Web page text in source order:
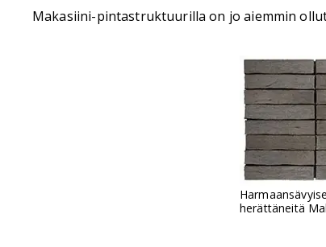
Makasiini-pintastruktuurilla on jo aiemmin
herättäneitä